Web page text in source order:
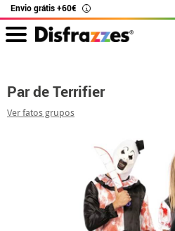
Envio grátis +60€ i
Par de Terrifier
Ver fatos grupos